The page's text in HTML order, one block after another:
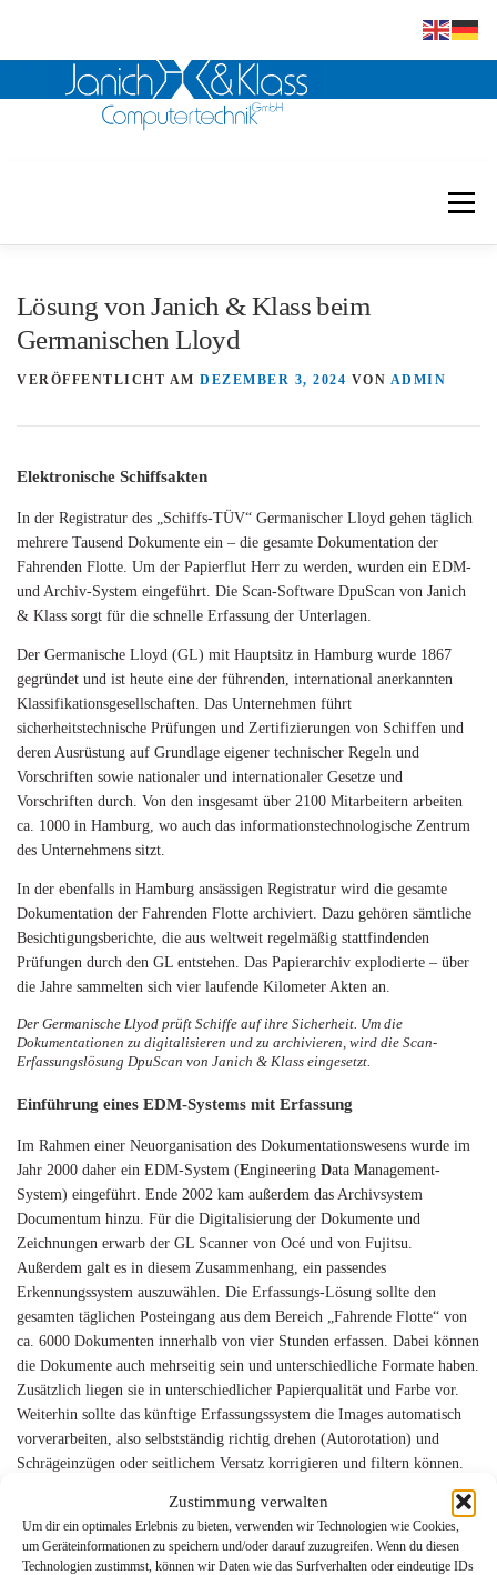
Zustimmung verwalten
Um dir ein optimales Erlebnis zu bieten, verwenden wir Technologien wie Cookies,
um Geräteinformationen zu speichern und/oder darauf zuzugreifen. Wenn du diesen
Technologien zustimmst, können wir Daten wie das Surfverhalten oder eindeutige IDs
Menü
Software
Lösung von Janich & Klass beim
Germanischen Lloyd
VERÖFFENTLICHT AM DEZEMBER 3, 2024 VON ADMIN
Elektronische Schiffsakten
In der Registratur des „Schiffs-TÜV“ Germanischer Lloyd gehen täglich
mehrere Tausend Dokumente ein – die gesamte Dokumentation der
Fahrenden Flotte. Um der Papierflut Herr zu werden, wurden ein EDM-
und Archiv-System eingeführt. Die Scan-Software DpuScan von Janich
& Klass sorgt für die schnelle Erfassung der Unterlagen.
Der Germanische Lloyd (GL) mit Hauptsitz in Hamburg wurde 1867
gegründet und ist heute eine der führenden, international anerkannten
Klassifikationsgesellschaften. Das Unternehmen führt
sicherheitstechnische Prüfungen und Zertifizierungen von Schiffen und
deren Ausrüstung auf Grundlage eigener technischer Regeln und
Vorschriften sowie nationaler und internationaler Gesetze und
Vorschriften durch. Von den insgesamt über 2100 Mitarbeitern arbeiten
ca. 1000 in Hamburg, wo auch das informationstechnologische Zentrum
des Unternehmens sitzt.
In der ebenfalls in Hamburg ansässigen Registratur wird die gesamte
Dokumentation der Fahrenden Flotte archiviert. Dazu gehören sämtliche
Besichtigungsberichte, die aus weltweit regelmäßig stattfindenden
Prüfungen durch den GL entstehen. Das Papierarchiv explodierte – über
die Jahre sammelten sich vier laufende Kilometer Akten an.
Der Germanische Llyod prüft Schiffe auf ihre Sicherheit. Um die
Dokumentationen zu digitalisieren und zu archivieren, wird die Scan-
Erfassungslösung DpuScan von Janich & Klass eingesetzt.
Einführung eines EDM-Systems mit Erfassung
Im Rahmen einer Neuorganisation des Dokumentationswesens wurde im
Jahr 2000 daher ein EDM-System (Engineering Data Management-
System) eingeführt. Ende 2002 kam außerdem das Archivsystem
Documentum hinzu. Für die Digitalisierung der Dokumente und
Zeichnungen erwarb der GL Scanner von Océ und von Fujitsu.
Außerdem galt es in diesem Zusammenhang, ein passendes
Erkennungssystem auszuwählen. Die Erfassungs-Lösung sollte den
gesamten täglichen Posteingang aus dem Bereich „Fahrende Flotte“ von
ca. 6000 Dokumenten innerhalb von vier Stunden erfassen. Dabei können
die Dokumente auch mehrseitig sein und unterschiedliche Formate haben.
Zusätzlich liegen sie in unterschiedlicher Papierqualität und Farbe vor.
Weiterhin sollte das künftige Erfassungssystem die Images automatisch
vorverarbeiten, also selbstständig richtig drehen (Autorotation) und
Schrägeinzügen oder seitlichem Versatz korrigieren und filtern können.
Multipage-Tiff-Datei zusammenzufassen. Die hinzugezogene Dr. Ernst
Consultec führte mit drei Systemen einen Benchmark-Test durch, bei
dem DpuScan von Janich & Klass als eindeutiger Sieger hervorging.